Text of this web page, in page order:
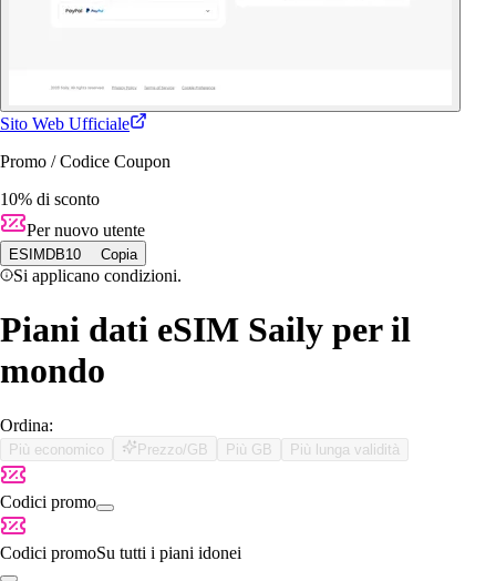
Sito Web Ufficiale
Promo / Codice Coupon
10% di sconto
Per nuovo utente
ESIMDB10 Copia
Si applicano condizioni.
Piani dati eSIM Saily per il
mondo
Ordina:
Più economico Prezzo/GB Più GB Più lunga validità
Codici promo
Codici promoSu tutti i piani idonei